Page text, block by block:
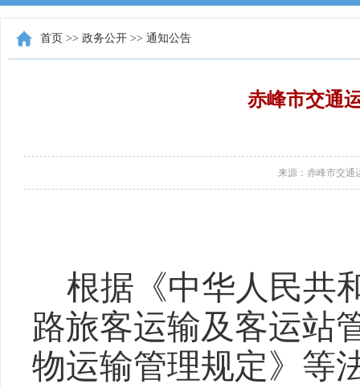
首页 >> 政务公开 >> 通知公告
赤峰市交通
来源：赤峰市交通
根据《中华人民共
路旅客运输及客运站
物运输管理规定》等